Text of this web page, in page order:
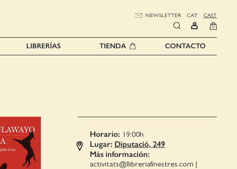
NEWSLETTER CAT CAST
0
LIBRERÍAS TIENDA CONTACTO
Horario: 19:00h
Lugar: Diputació, 249
Más información:
activitats@llibreriafinestres.com |